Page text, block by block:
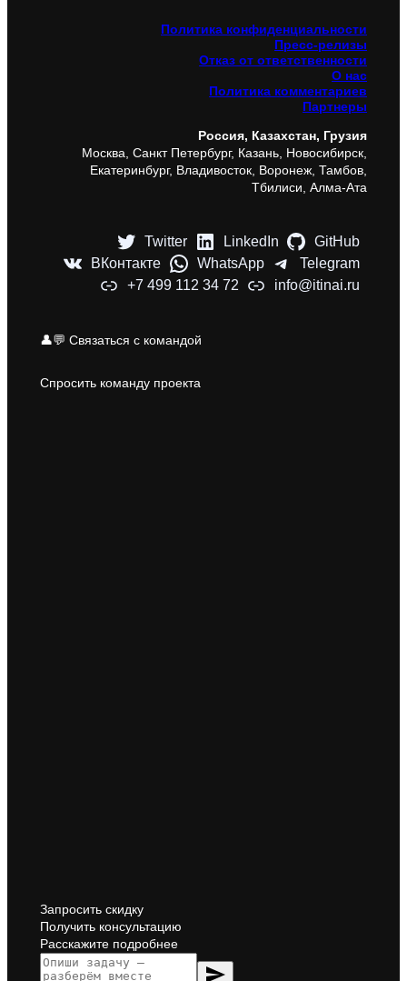
Политика конфиденциальности
Пресс-релизы
Отказ от ответственности
О нас
Политика комментариев
Партнеры
Россия, Казахстан, Грузия
Москва, Санкт Петербург, Казань, Новосибирск,
Екатеринбург, Владивосток, Воронеж, Тамбов,
Тбилиси, Алма-Ата
Twitter LinkedIn
GitHub
ВКонтакте
WhatsApp
Telegram
+7 499 112 34 72
info@itinai.ru
👤💬 Связаться с командой
Спросить команду проекта
Запросить скидку
Получить консультацию
Расскажите подробнее
send